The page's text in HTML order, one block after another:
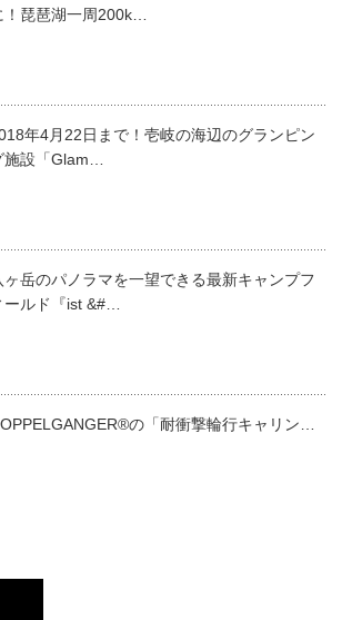
！琵琶湖一周200k…
年4月22日まで！壱岐の海辺のグランピン
施設「Glam…
ヶ岳のパノラマを一望できる最新キャンプフ
ールド『ist &#…
の「耐衝撃輪行キャリン…